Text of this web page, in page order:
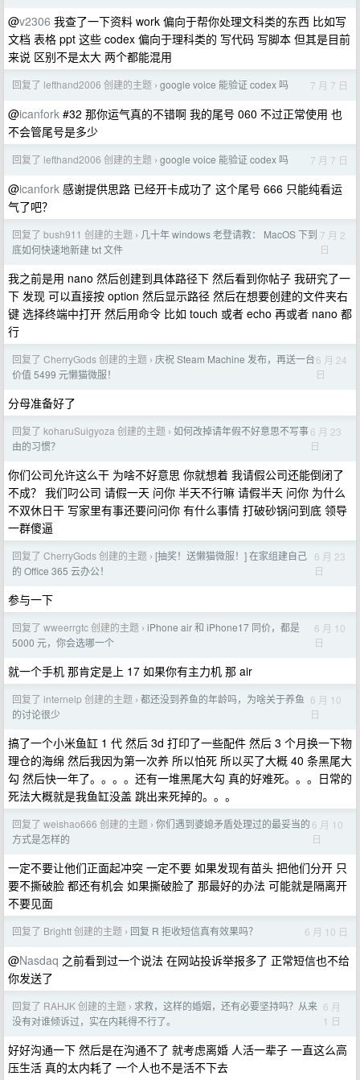
@v2306 我查了一下资料 work 偏向于帮你处理文科类的东西 比如写
文档 表格 ppt 这些 codex 偏向于理科类的 写代码 写脚本 但其是目前
来说 区别不是太大 两个都能混用
回复了 lefthand2006 创建的主题 › google voice 能验证 codex 吗 7 月 7 日
@icanfork #32 那你运气真的不错啊 我的尾号 060 不过正常使用 也
不会管尾号是多少
回复了 lefthand2006 创建的主题 › google voice 能验证 codex 吗 7 月 7 日
@icanfork 感谢提供思路 已经开卡成功了 这个尾号 666 只能纯看运
气了吧？
回复了 bush911 创建的主题 › 几十年 windows 老登请教： MacOS 下到
底如何快速地新建 txt 文件
7 月 2
日
我之前是用 nano 然后创建到具体路径下 然后看到你帖子 我研究了一
下 发现 可以直接按 option 然后显示路径 然后在想要创建的文件夹右
键 选择终端中打开 然后用命令 比如 touch 或者 echo 再或者 nano 都
行
回复了 CherryGods 创建的主题 › 庆祝 Steam Machine 发布，再送一台
价值 5499 元懒猫微服！
6 月 24
日
分母准备好了
回复了 koharuSuigyoza 创建的主题 › 如何改掉请年假不好意思不写事
由的习惯？
6 月 23
日
你们公司允许这么干 为啥不好意思 你就想着 我请假公司还能倒闭了
不成？ 我们叼公司 请假一天 问你 半天不行嘛 请假半天 问你 为什么
不双休日干 写家里有事还要问问你 有什么事情 打破砂锅问到底 领导
一群傻逼
回复了 CherryGods 创建的主题 › [抽奖！送懒猫微服！] 在家组建自己
的 Office 365 云办公！
6 月 23
日
参与一下
回复了 wweerrgtc 创建的主题 › iPhone air 和 iPhone17 同价，都是
5000 元，你会选哪一个
6 月 10
日
就一个手机 那肯定是上 17 如果你有主力机 那 air
回复了 internelp 创建的主题 › 都还没到养鱼的年龄吗，为啥关于养鱼
的讨论很少
6 月 10
日
搞了一个小米鱼缸 1 代 然后 3d 打印了一些配件 然后 3 个月换一下物
理仓的海绵 然后我因为第一次养 所以怕死 所以买了大概 40 条黑尾大
勾 然后快一年了。。。。还有一堆黑尾大勾 真的好难死。。。日常的
死法大概就是我鱼缸没盖 跳出来死掉的。。。
回复了 weishao666 创建的主题 › 你们遇到婆媳矛盾处理过的最妥当的
方式是怎样的
6 月 10
日
一定不要让他们正面起冲突 一定不要 如果发现有苗头 把他们分开 只
要不撕破脸 都还有机会 如果撕破脸了 那最好的办法 可能就是隔离开
不要见面
回复了 Brightt 创建的主题 › 回复 R 拒收短信真有效果吗？ 6 月 10 日
@Nasdaq 之前看到过一个说法 在网站投诉举报多了 正常短信也不给
你发送了
回复了 RAHJK 创建的主题 › 求救，这样的婚姻，还有必要坚持吗？从来
没有对谁倾诉过，实在内耗得不行了。
6 月
1 日
好好沟通一下 然后是在沟通不了 就考虑离婚 人活一辈子 一直这么高
压生活 真的太内耗了 一个人也不是活不下去